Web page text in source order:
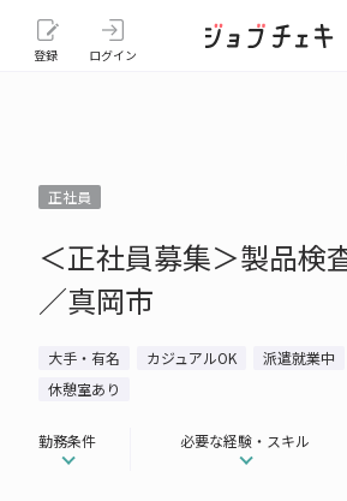
登録 ログイン
正社員
＜正社員募集＞製品検
／真岡市
大手・有名 カジュアルOK 派遣就業中
休憩室あり
勤務条件 必要な経験・スキル